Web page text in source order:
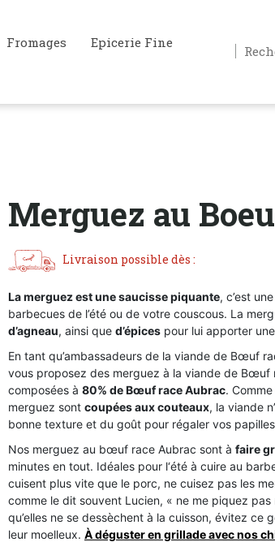
Fromages
Epicerie Fine
Merguez au
Livraison possible dès :
La merguez est une saucisse piquante, c’est
barbecues de l’été ou de votre couscous. La
d’agneau, ainsi que d’épicespour lui apporter
En tant qu’ambassadeurs de la viande de Bœuf
vous proposez des merguez à la viande de Bœuf
composées à 80% de Bœuf race Aubrac.
merguez sont coupées aux couteaux, la viande
bonne texture et du goût pour régaler vos
Nos merguez au bœuf race Aubrac sont à faire
minutes en tout. Idéales pour l‘été à cuire au
cuisent plus vite que le porc, ne cuisez pas les
comme le dit souvent Lucien, « ne me piquez
qu’elles ne se dessèchent à la cuisson, évitez
leur moelleux. À déguster en grillade avec nos